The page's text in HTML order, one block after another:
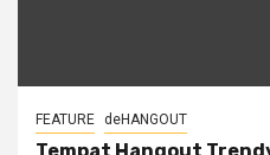
FEATURE deHANGOUT